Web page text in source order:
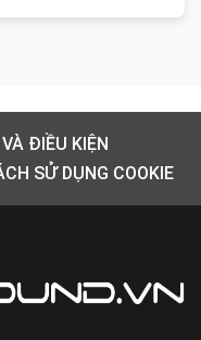
ĐIỀU KIỆN
SỬ DỤNG COOKIE